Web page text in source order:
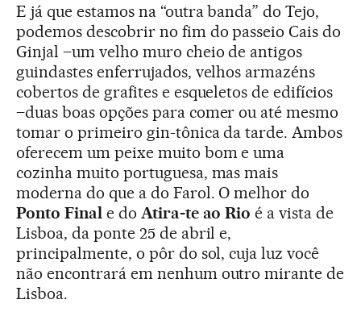
E já que estamos na “outra banda” do Tejo,
podemos descobrir no fim do passeio Cais do
Ginjal –um velho muro cheio de antigos
guindastes enferrujados, velhos armazéns
cobertos de grafites e esqueletos de edifícios
–duas boas opções para comer ou até mesmo
tomar o primeiro gin-tônica da tarde. Ambos
oferecem um peixe muito bom e uma
cozinha muito portuguesa, mas mais
moderna do que a do Farol. O melhor do
Ponto Finale do Atira-te ao Rio é a vista de
Lisboa, da ponte 25 de abril e,
principalmente, o pôr do sol, cuja luz você
não encontrará em nenhum outro mirante de
Lisboa.